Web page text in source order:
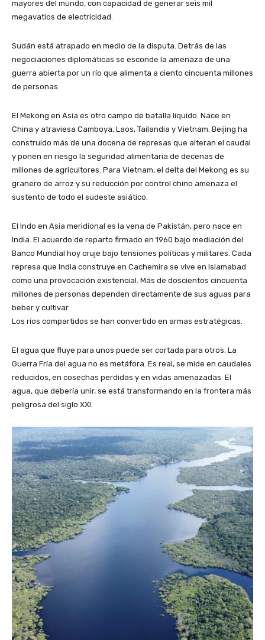
mayores del mundo, con capacidad de generar seis mil
megavatios de electricidad.
Sudán está atrapado en medio de la disputa. Detrás de las
negociaciones diplomáticas se esconde la amenaza de una
guerra abierta por un río que alimenta a ciento cincuenta millones
de personas.
El Mekong en Asia es otro campo de batalla líquido. Nace en
China y atraviesa Camboya, Laos, Tailandia y Vietnam. Beijing ha
construido más de una docena de represas que alteran el caudal
y ponen en riesgo la seguridad alimentaria de decenas de
millones de agricultores. Para Vietnam, el delta del Mekong es su
granero de arroz y su reducción por control chino amenaza el
sustento de todo el sudeste asiático.
El Indo en Asia meridional es la vena de Pakistán, pero nace en
India. El acuerdo de reparto firmado en 1960 bajo mediación del
Banco Mundial hoy cruje bajo tensiones políticas y militares. Cada
represa que India construye en Cachemira se vive en Islamabad
como una provocación existencial. Más de doscientos cincuenta
millones de personas dependen directamente de sus aguas para
beber y cultivar.
Los ríos compartidos se han convertido en armas estratégicas.
El agua que fluye para unos puede ser cortada para otros. La
Guerra Fría del agua no es metáfora. Es real, se mide en caudales
reducidos, en cosechas perdidas y en vidas amenazadas. El
agua, que debería unir, se está transformando en la frontera más
peligrosa del siglo XXI.